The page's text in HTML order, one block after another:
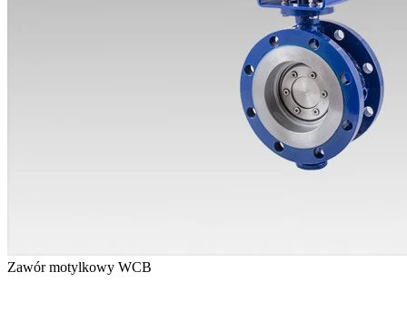
Zawór motylkowy WCB